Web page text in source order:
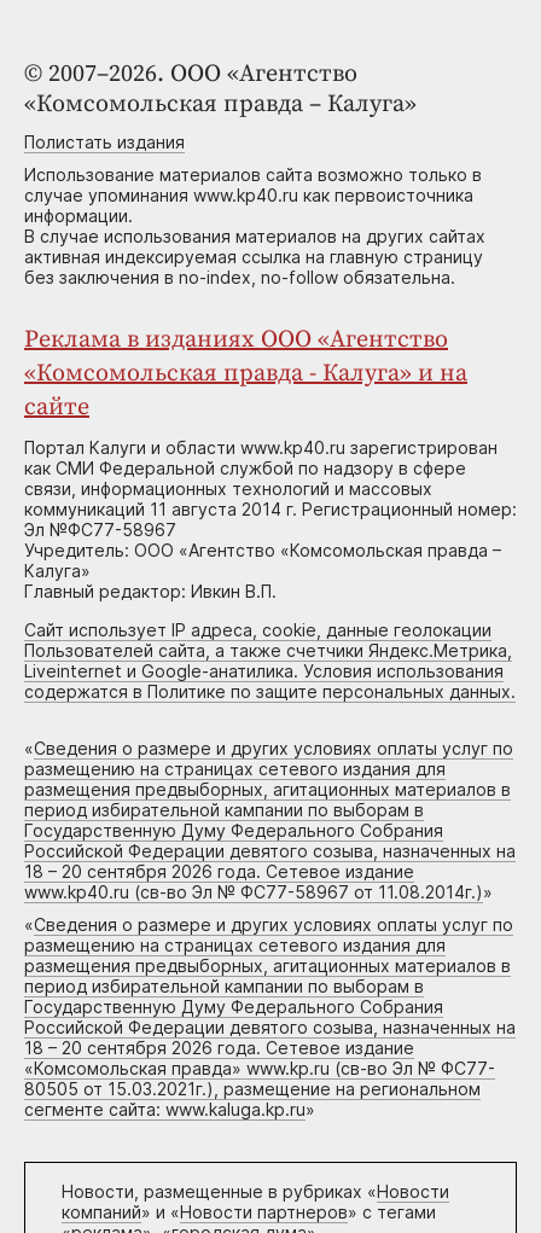
© 2007–2026. ООО «Агентство
«Комсомольская правда – Калуга»
Полистать издания
Использование материалов сайта возможно только в
случае упоминания www.kp40.ru как первоисточника
информации.
В случае использования материалов на других сайтах
активная индексируемая ссылка на главную страницу
без заключения в no-index, no-follow обязательна.
Реклама в изданиях ООО «Агентство
«Комсомольская правда - Калуга» и на
сайте
Портал Калуги и области www.kp40.ru зарегистрирован
как СМИ Федеральной службой по надзору в сфере
связи, информационных технологий и массовых
коммуникаций 11 августа 2014 г. Регистрационный номер:
Эл №ФС77-58967
Учредитель: ООО «Агентство «Комсомольская правда –
Калуга»
Главный редактор: Ивкин В.П.
Сайт использует IP адреса, cookie, данные геолокации
Пользователей сайта, а также счетчики Яндекс.Метрика,
Liveinternet и Google-анатилика. Условия использования
содержатся в Политике по защите персональных данных.
«Сведения о размере и других условиях оплаты услуг по
размещению на страницах сетевого издания для
размещения предвыборных, агитационных материалов в
период избирательной кампании по выборам в
Государственную Думу Федерального Собрания
Российской Федерации девятого созыва, назначенных на
18 – 20 сентября 2026 года. Сетевое издание
www.kp40.ru (св-во Эл № ФС77-58967 от 11.08.2014г.)»
«Сведения о размере и других условиях оплаты услуг по
размещению на страницах сетевого издания для
размещения предвыборных, агитационных материалов в
период избирательной кампании по выборам в
Государственную Думу Федерального Собрания
Российской Федерации девятого созыва, назначенных на
18 – 20 сентября 2026 года. Сетевое издание
«Комсомольская правда» www.kp.ru (св-во Эл № ФС77-
80505 от 15.03.2021г.), размещение на региональном
сегменте сайта: www.kaluga.kp.ru»
Новости, размещенные в рубриках «Новости
компаний» и «Новости партнеров» с тегами